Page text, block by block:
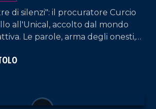
di silenzi": il procuratore Curcio
all'Unical, accolto dal mondo
Le parole, arma degli onesti,
ospite della puntata.